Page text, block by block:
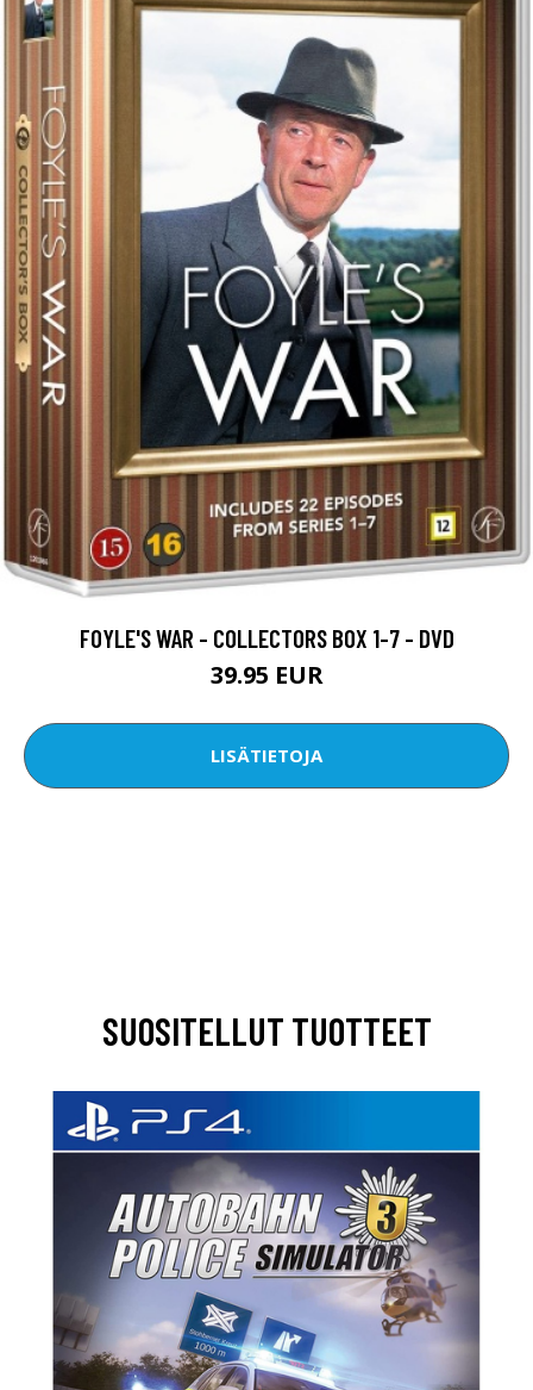
FOYLE'S WAR - COLLECTORS BOX 1-7 - DVD
39.95 EUR
LISÄTIETOJA
SUOSITELLUT TUOTTEET